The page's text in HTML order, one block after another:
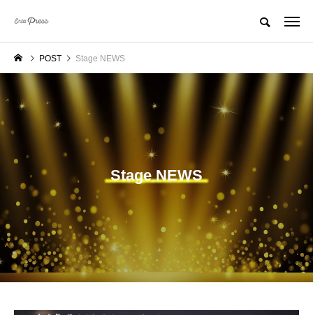
POST Stage NEWS
Stage NEWS